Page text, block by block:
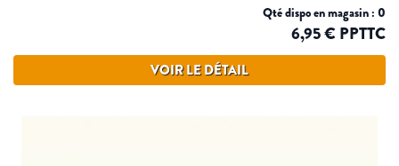
Qté dispo en magasin : 0
6,95 € PPTTC
VOIR LE DÉTAIL